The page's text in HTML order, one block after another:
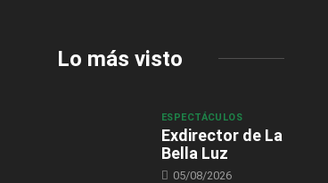
Lo más visto
ESPECTÁCULOS
Exdirector de La
Bella Luz
05/08/2026